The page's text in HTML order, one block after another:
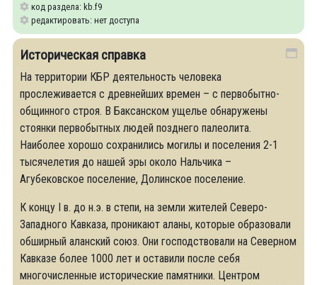
код раздела: kb.f9
редактировать: нет доступа
Историческая справка
На территории КБР деятельность человека
прослеживается с древнейших времен – с первобытно-
общинного строя. В Баксанском ущелье обнаружены
стоянки первобытных людей позднего палеолита.
Наиболее хорошо сохранились могилы и поселения 2-1
тысячелетия до нашей эры около Нальчика –
Агубековское поселение, Долинское поселение.
К концу I в. до н.э. в степи, на земли жителей Северо-
Западного Кавказа, проникают аланы, которые образовали
обширный аланский союз. Они господствовали на Северном
Кавказе более 1000 лет и оставили после себя
многочисленные исторические памятники. Центром